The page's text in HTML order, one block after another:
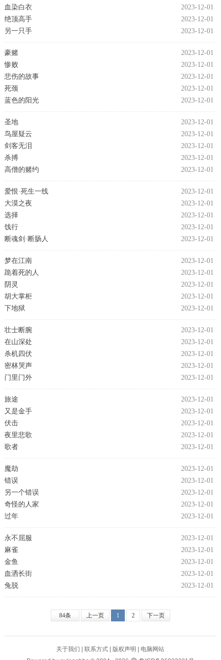
2023-12-01
血染白衣
2023-12-01
绝顶高手
2023-12-01
另一只手
2023-12-01
豪赌
2023-12-01
惨败
2023-12-01
悲伤的故事
2023-12-01
死颈
2023-12-01
蓝色的阳光
2023-12-01
圣地
2023-12-01
鸟屋疑云
2023-12-01
剑客无泪
2023-12-01
杀搏
2023-12-01
高僧的赌约
2023-12-01
爱恨·死生一线
2023-12-01
大漠之夜
2023-12-01
选择
2023-12-01
饯行
2023-12-01
断魂剑·断肠人
2023-12-01
梦在江南
2023-12-01
跪着死的人
2023-12-01
阴灵
2023-12-01
胡大掌柜
2023-12-01
下地狱
2023-12-01
壮士断腕
2023-12-01
在山深处
2023-12-01
杀机四伏
2023-12-01
密林哭声
2023-12-01
门里门外
2023-12-01
旅途
2023-12-01
又是金手
2023-12-01
伏击
2023-12-01
夜里悲歌
2023-12-01
歌者
2023-12-01
魔劫
2023-12-01
错误
2023-12-01
另一个错误
2023-12-01
奇怪的人家
2023-12-01
过年
2023-12-01
永不屈服
2023-12-01
麻雀
2023-12-01
金鱼
2023-12-01
血洒长街
2023-12-01
兔脱
84条 上一页 1 2 下一页
关于我们 |联系方式 版权声明
电脑网站